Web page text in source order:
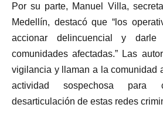
Por su parte, Manuel Villa,
Medellín, destacó que “los
accionar delincuencial y
comunidades afectadas.” Las
vigilancia y llaman a la comunidad
actividad sospechosa para
desarticulación de estas redes